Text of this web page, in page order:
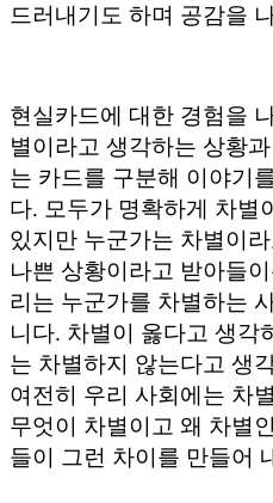
드러내기도 하며 공감을
현실카드에 대한 경험을
별이라고 생각하는 상황
는 카드를 구분해 이야기
다. 모두가 명확하게 차별
있지만 누군가는 차별이
나쁜 상황이라고 받아들
리는 누군가를 차별하는
니다. 차별이 옳다고 생각
는 차별하지 않는다고 생
여전히 우리 사회에는 차
무엇이 차별이고 왜 차별
들이 그런 차이를 만들어